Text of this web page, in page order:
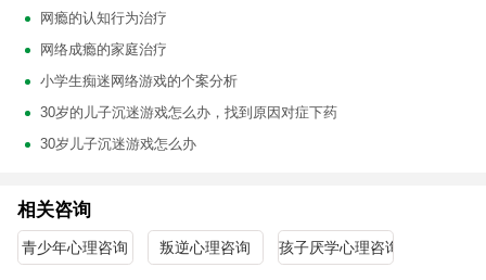
网瘾的认知行为治疗
网络成瘾的家庭治疗
小学生痴迷网络游戏的个案分析
30岁的儿子沉迷游戏怎么办，找到原因对症下药
30岁儿子沉迷游戏怎么办
相关咨询
青少年心理咨询 叛逆心理咨询 孩子厌学心理咨询